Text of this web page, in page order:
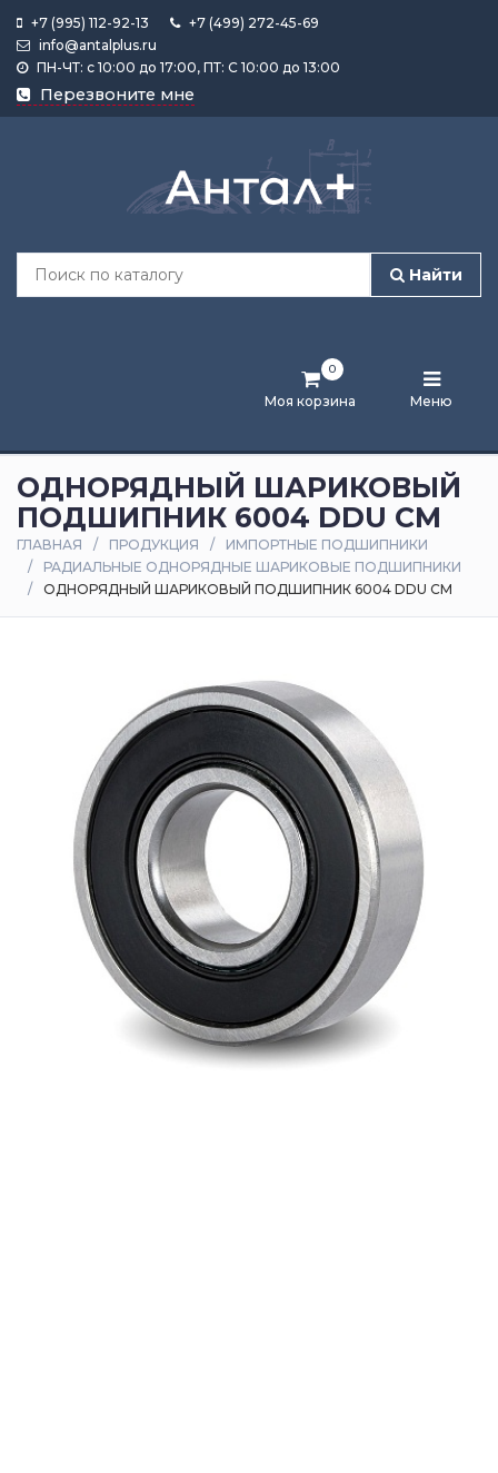
+7 (995) 112-92-13
+7 (499) 272-45-69
info@antalplus.ru
ПН-ЧТ: с 10:00 до 17:00, ПТ: С 10:00 до 13:00
Перезвоните мне
Найти
Моя корзина
0
Меню
Каталог
продукции
Лента
и
статьи
Оплата
доставка
ОДНОРЯДНЫЙ ШАРИКОВЫЙ
ПОДШИПНИК 6004 DDU CM
ГЛАВНАЯ ПРОДУКЦИЯ
ИМПОРТНЫЕ ПОДШИПНИКИ
РАДИАЛЬНЫЕ ОДНОРЯДНЫЕ ШАРИКОВЫЕ ПОДШИПНИКИ
ОДНОРЯДНЫЙ ШАРИКОВЫЙ ПОДШИПНИК 6004 DDU CM